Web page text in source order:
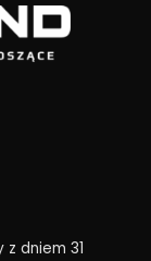
z dniem 31